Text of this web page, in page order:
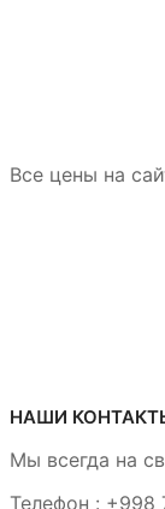
Все цены на
НАШИ
Мы всегда на
Телефон : +998